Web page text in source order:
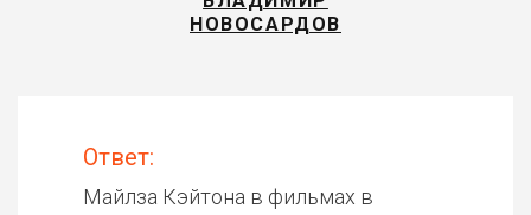
НОВОСАРДОВ
Ответ:
Майлза Кэйтона в фильмах в